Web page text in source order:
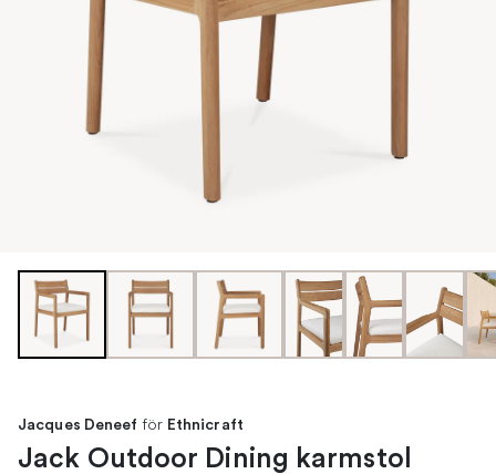
Jacques Deneef för Ethnicraft
Jack Outdoor Dining karmstol